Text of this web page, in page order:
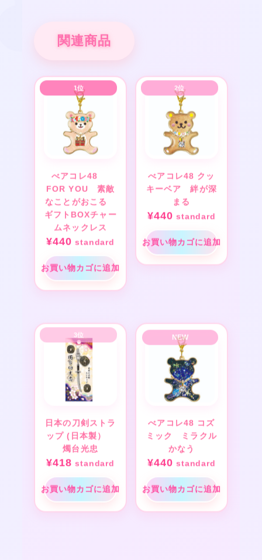
関連商品
べアコレ48
FOR YOU 素敵
なことがおこる
ギフトBOXチャー
ムネックレス
¥440 standard
お買い物カゴに追加
べアコレ48 クッ
キーベア 絆が深
まる
¥440 standard
お買い物カゴに追加
日本の刀剣ストラ
ップ (日本製）
燭台光忠
¥418 standard
お買い物カゴに追加
べアコレ48 コズ
ミック ミラクル
かなう
¥440 standard
お買い物カゴに追加